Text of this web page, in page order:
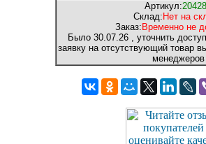
Артикул:
Склад: Нет на
Заказ: Временно не
Было 30.07.26 , уточнить
заявку на отсутствующий товар
менеджеров